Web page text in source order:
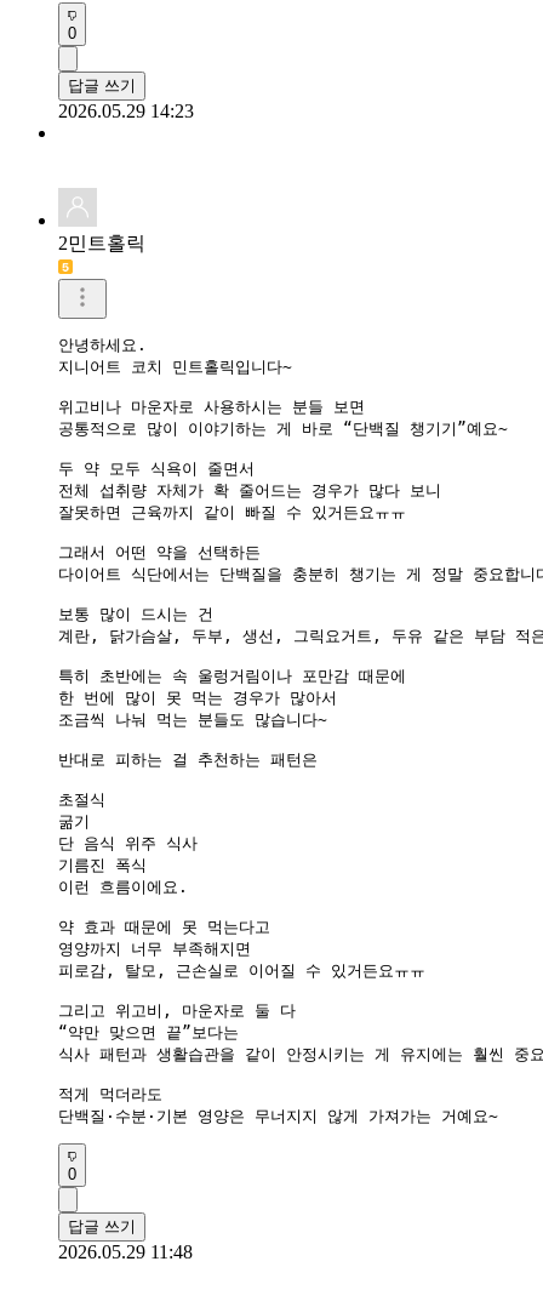
0
답글 쓰기
2026.05.29 14:23
2민트홀릭
안녕하세요.
지니어트 코치 민트홀릭입니다~
위고비나 마운자로 사용하시는 분들 보면
공통적으로 많이 이야기하는 게 바로 “단백질 챙기기”예요~
두 약 모두 식욕이 줄면서
전체 섭취량 자체가 확 줄어드는 경우가 많다 보니
잘못하면 근육까지 같이 빠질 수 있거든요ㅠㅠ
그래서 어떤 약을 선택하든
다이어트 식단에서는 단백질을 충분히 챙기는 게 정말 중요합니
보통 많이 드시는 건
계란, 닭가슴살, 두부, 생선, 그릭요거트, 두유 같은 부담 적
특히 초반에는 속 울렁거림이나 포만감 때문에
한 번에 많이 못 먹는 경우가 많아서
조금씩 나눠 먹는 분들도 많습니다~
반대로 피하는 걸 추천하는 패턴은
초절식
굶기
단 음식 위주 식사
기름진 폭식
이런 흐름이에요.
약 효과 때문에 못 먹는다고
영양까지 너무 부족해지면
피로감, 탈모, 근손실로 이어질 수 있거든요ㅠㅠ
그리고 위고비, 마운자로 둘 다
“약만 맞으면 끝”보다는
식사 패턴과 생활습관을 같이 안정시키는 게 유지에는 훨씬 중
적게 먹더라도
단백질·수분·기본 영양은 무너지지 않게 가져가는 거예요~
0
답글 쓰기
2026.05.29 11:48